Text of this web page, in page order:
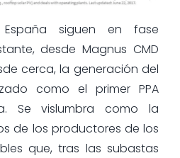
siguen en fase
desde Magnus CMD
cerca, la generación del
como el primer PPA
Se vislumbra como la
de los productores de los
que, tras las subastas